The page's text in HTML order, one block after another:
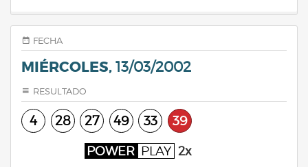
FECHA
MIÉRCOLES, 13/03/2002
RESULTADO
4 28 27 49 33 39
POWER PLAY 2x